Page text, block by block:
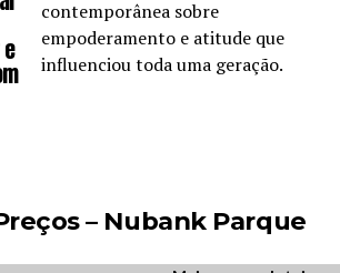
contemporânea sobre
empoderamento e atitude que
influenciou toda uma geração.
– Nubank Parque